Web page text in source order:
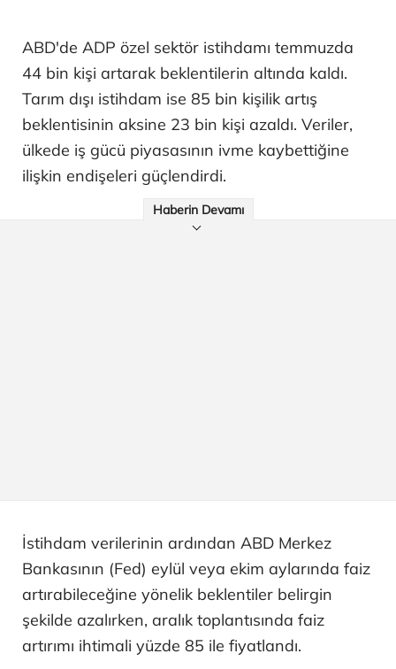
ABD'de ADP özel sektör istihdamı temmuzda
44 bin kişi artarak beklentilerin altında kaldı.
Tarım dışı istihdam ise 85 bin kişilik artış
beklentisinin aksine 23 bin kişi azaldı. Veriler,
ülkede iş gücü piyasasının ivme kaybettiğine
ilişkin endişeleri güçlendirdi.
Haberin Devamı
İstihdam verilerinin ardından ABD Merkez
Bankasının (Fed) eylül veya ekim aylarında faiz
artırabileceğine yönelik beklentiler belirgin
şekilde azalırken, aralık toplantısında faiz
artırımı ihtimali yüzde 85 ile fiyatlandı.